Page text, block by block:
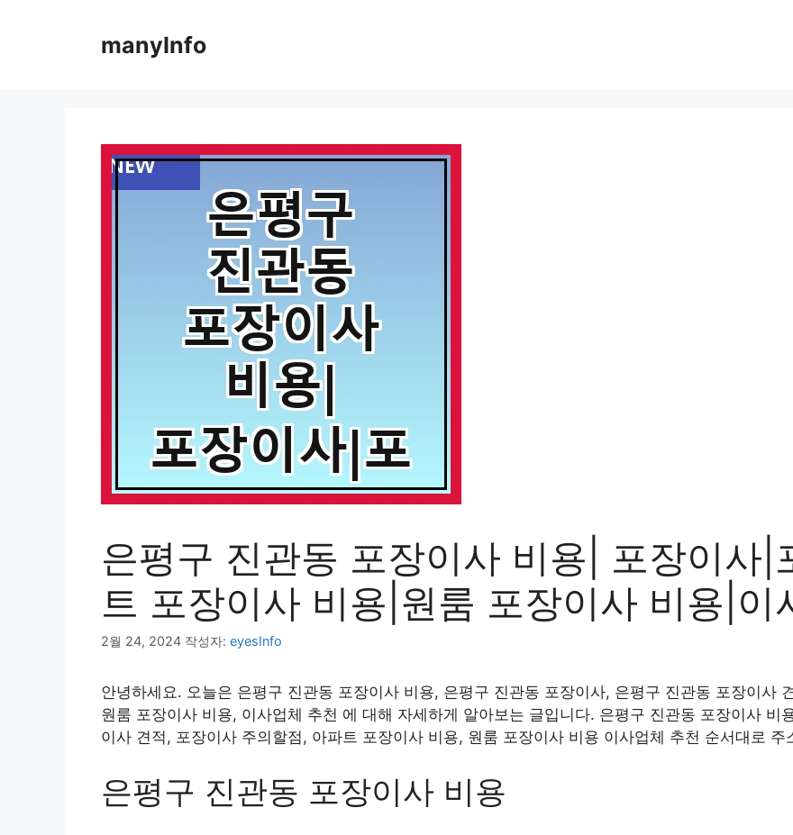
manyInfo
은평구 진관동 포장이사 비용| 포장이사|
트 포장이사 비용|원룸 포장이사 비용|이
2월 24, 2024 작성자: eyesInfo
안녕하세요. 오늘은 은평구 진관동 포장이사 비용, 은평구 진관동 포장이사, 은평구 진관동 포장이사
원룸 포장이사 비용, 이사업체 추천 에 대해 자세하게 알아보는 글입니다. 은평구 진관동 포장이사 비
이사 견적, 포장이사 주의할점, 아파트 포장이사 비용, 원룸 포장이사 비용 이사업체 추천 순서대로
은평구 진관동 포장이사 비용